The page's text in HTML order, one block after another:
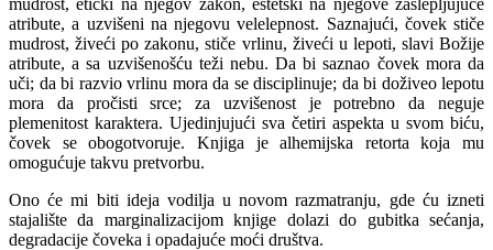
mudrost, etički na njegov zakon, estetski na njegove zaslepljujuće
atribute, a uzvišeni na njegovu velelepnost. Saznajući, čovek stiče
mudrost, živeći po zakonu, stiče vrlinu, živeći u lepoti, slavi Božije
atribute, a sa uzvišenošću teži nebu. Da bi saznao čovek mora da
uči; da bi razvio vrlinu mora da se disciplinuje; da bi doživeo lepotu
mora da pročisti srce; za uzvišenost je potrebno da neguje
plemenitost karaktera. Ujedinjujući sva četiri aspekta u svom biću,
čovek se obogotvoruje. Knjiga je alhemijska retorta koja mu
omogućuje takvu pretvorbu.
Ono će mi biti ideja vodilja u novom razmatranju, gde ću izneti
stajalište da marginalizacijom knjige dolazi do gubitka sećanja,
degradacije čoveka i opadajuće moći društva.